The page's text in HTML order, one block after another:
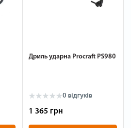
Дриль ударна Procraft PS980
0 відгуків
1 365 грн